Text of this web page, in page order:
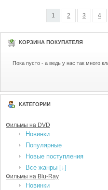
КОРЗИНА ПОКУПАТЕЛЯ
Пока пусто - а ведь у нас так много
КАТЕГОРИИ
Фильмы на DVD
Новинки
Популярные
Новые поступления
Все жанры [↓]
Фильмы на Blu-Ray
Новинки
1 2 3 4